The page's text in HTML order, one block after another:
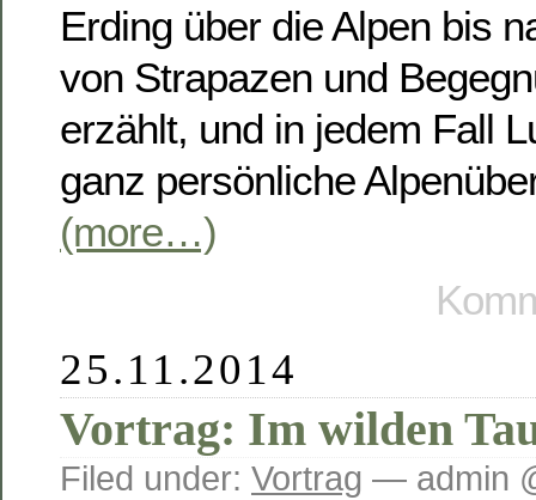
Erding über die Alpen bis
von Strapazen und
erzählt, und in jedem Fall
ganz persönliche
(more…)
25.11.2014
Vortrag: Im wilden
Filed under: Vortrag — admin